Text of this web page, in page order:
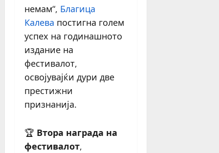
немам“, Благица
Калева постигна голем
успех на годинашното
издание на
фестивалот,
освојувајќи дури две
престижни
признанија.
🏆 Втора награда на
фестивалот,